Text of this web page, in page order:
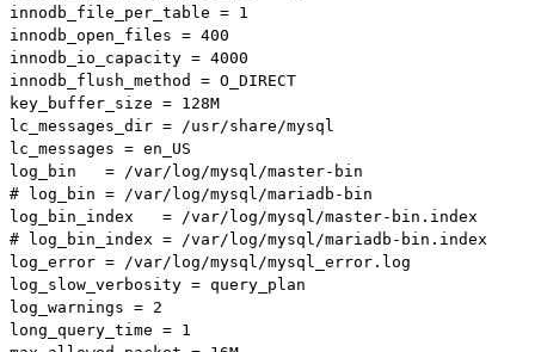
innodb_file_per_table = 1
innodb_open_files = 400
innodb_io_capacity = 4000
innodb_flush_method = O_DIRECT
key_buffer_size = 128M
lc_messages_dir = /usr/share/mysql
lc_messages = en_US
log_bin   = /var/log/mysql/master-bin
# log_bin = /var/log/mysql/mariadb-bin
log_bin_index   = /var/log/mysql/master-bin.index
# log_bin_index = /var/log/mysql/mariadb-bin.index
log_error = /var/log/mysql/mysql_error.log
log_slow_verbosity = query_plan
log_warnings = 2
long_query_time = 1